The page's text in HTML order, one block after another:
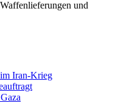
und
Iran-Krieg